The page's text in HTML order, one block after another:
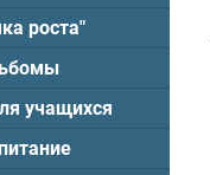
роста"
учащихся